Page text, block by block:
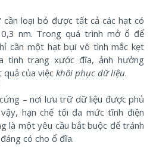
cần loại bỏ được tất cả các hạt có
nm. Trong quá trình mở ổ để
cần một hạt bụi vô tình mắc kẹt
tình trạng xước đĩa, ảnh hưởng
của việc khôi phục dữ liệu.
– nơi lưu trữ dữ liệu được phủ
hạn chế tối đa mức tĩnh điện
là một yêu cầu bắt buộc để tránh
có cho ổ đĩa.